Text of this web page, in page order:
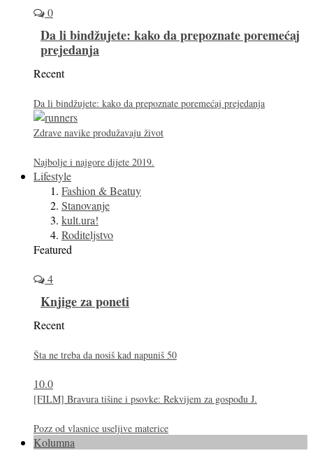
0
Da li bindžujete: kako da prepoznate poremećaj
prejedanja
Recent
Da li bindžujete: kako da prepoznate poremećaj prejedanja
Zdrave navike produžavaju život
Najbolje i najgore dijete 2019.
Lifestyle
Fashion & Beatuy
Stanovanje
kult.ura!
Roditeljstvo
Featured
4
Knjige za poneti
Recent
Šta ne treba da nosiš kad napuniš 50
10.0
[FILM] Bravura tišine i psovke: Rekvijem za gospođu J.
Pozz od vlasnice useljive materice
Kolumna